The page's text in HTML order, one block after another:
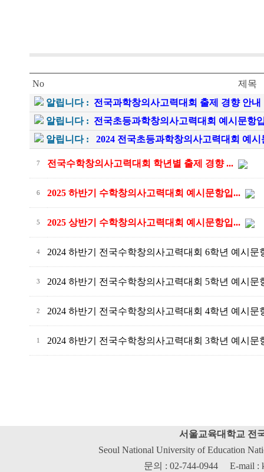
No
제목
알립니다 : 전국과학창의사고력대회 출제 경향 안내
알립니다 : 전국초등과학창의사고력대회 예시문항
알립니다 :
2024 전국초등과학창의사고력대회 예
7 전국수학창의사고력대회 학년별 출제 경향 ...
6 2025 하반기 수학창의사고력대회 예시문항입...
5 2025 상반기 수학창의사고력대회 예시문항입...
4 2024 하반기 전국수학창의사고력대회 6학년 예시문
3 2024 하반기 전국수학창의사고력대회 5학년 예시문
2 2024 하반기 전국수학창의사고력대회 4학년 예시문
1 2024 하반기 전국수학창의사고력대회 3학년 예시문
서울교육대학교 전
Seoul National University of Education
문의 : 02-744-0944 E-mail :